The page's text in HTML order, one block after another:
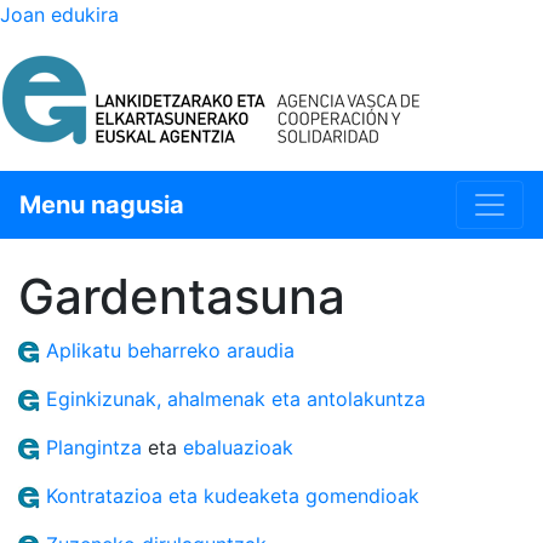
Joan edukira
Menu nagusia
Gardentasuna
Aplikatu beharreko araudia
Eginkizunak, ahalmenak eta antolakuntza
Plangintza eta ebaluazioak
Kontratazioa eta kudeaketa gomendioak